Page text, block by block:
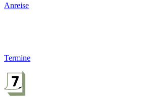
Anreise
Termine